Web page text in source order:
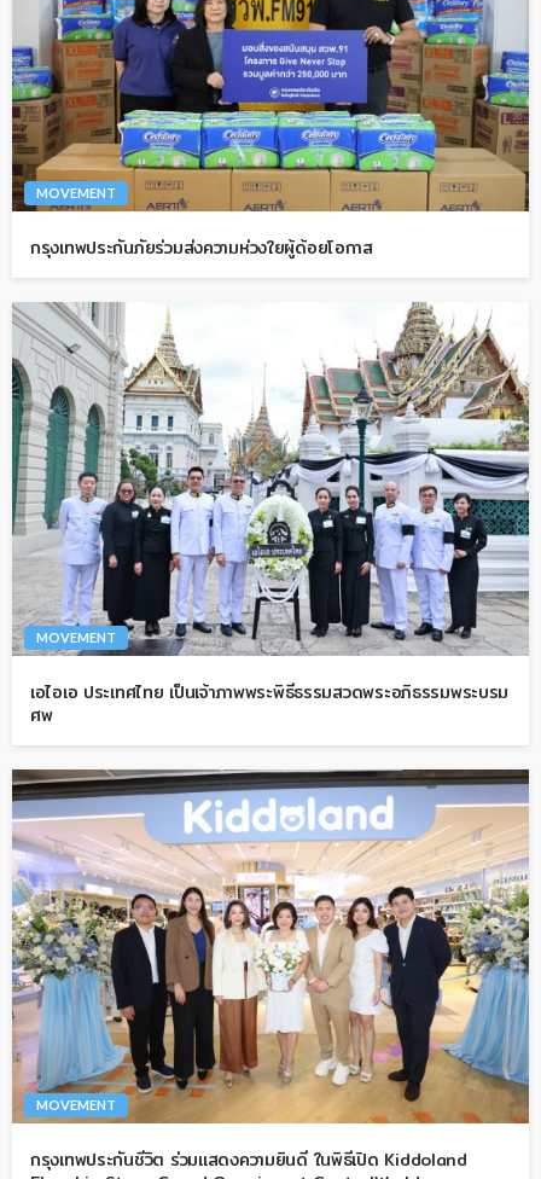
MOVEMENT
กรุงเทพประกันภัยร่วมส่งความห่วงใยผู้ด้อยโอกาส
MOVEMENT
เอไอเอ ประเทศไทย เป็นเจ้าภาพพระพิธีธรรมสวดพระอภิธรรมพระบรม
ศพ
MOVEMENT
กรุงเทพประกันชีวิต ร่วมแสดงความยินดี ในพิธีเปิด Kiddoland